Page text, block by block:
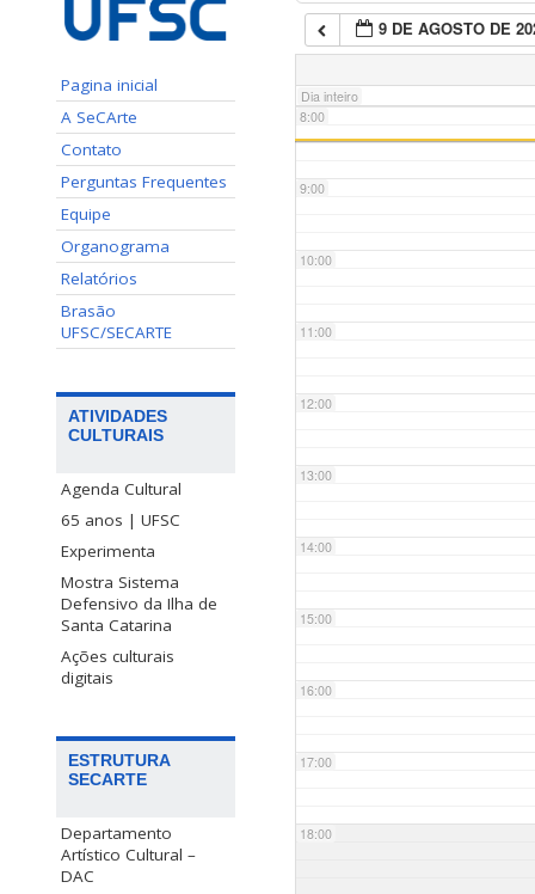
Pagina inicial
A SeCArte
Contato
Perguntas Frequentes
Equipe
Organograma
Relatórios
Brasão
UFSC/SECARTE
ATIVIDADES
CULTURAIS
Agenda Cultural
65 anos | UFSC
Experimenta
Mostra Sistema
Defensivo da Ilha de
Santa Catarina
Ações culturais
digitais
ESTRUTURA
SECARTE
Departamento
Artístico Cultural –
DAC
9 DE AGOSTO DE
Dia inteiro
7:00
8:00
9:00
10:00
11:00
12:00
13:00
14:00
15:00
16:00
17:00
18:00